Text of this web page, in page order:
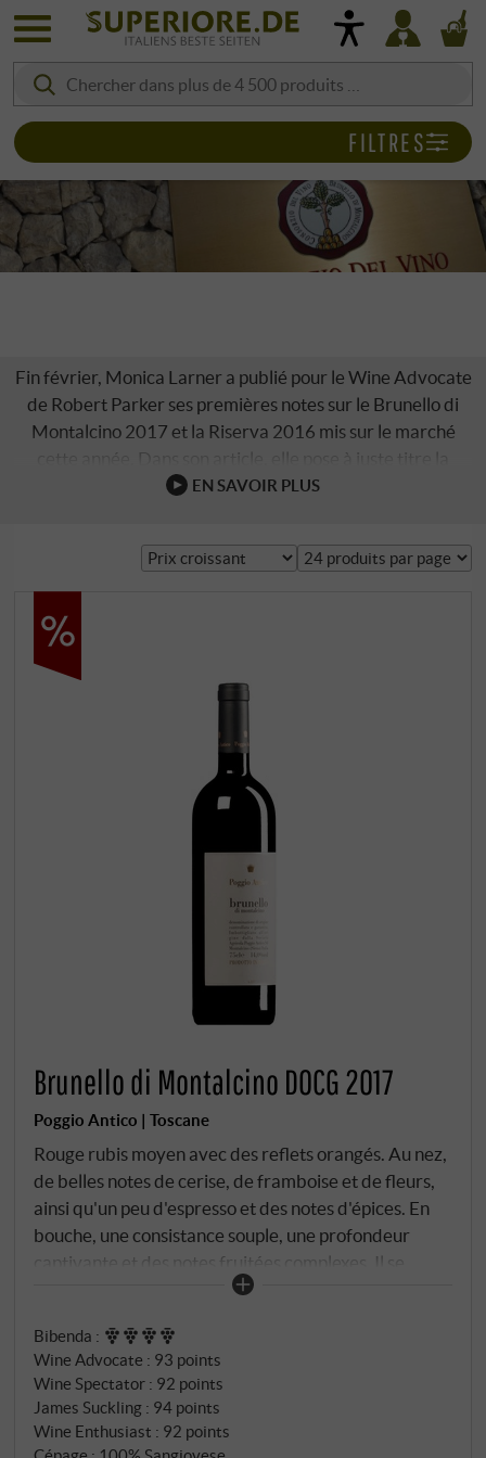
Fin février, Monica Larner a publié pour le Wine Advocate
de Robert Parker ses premières notes sur le Brunello di
Montalcino 2017 et la Riserva 2016 mis sur le marché
cette année. Dans son article, elle pose à juste titre la
question et donne également la réponse : "Et quelle est
viticoles dans le monde ont le potentiel de produire des …
EN SAVOIR PLUS
FILTRES
Brunello di Montalcino DOCG 2017
Poggio Antico | Toscane
Rouge rubis moyen avec des reflets orangés. Au nez,
de belles notes de cerise, de framboise et de fleurs,
ainsi qu'un peu d'espresso et des notes d'épices. En
bouche, une consistance souple, une profondeur
captivante et des notes fruitées complexes. Il se
présente long et moyennement lourd, son élégance
du millésime.
SUPERIORE.DE
Bibenda :
Wine Advocate : 93 points
Wine Spectator : 92 points
James Suckling : 94 points
Wine Enthusiast : 92 points